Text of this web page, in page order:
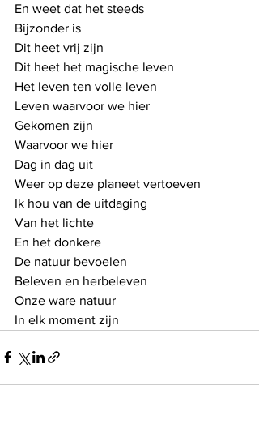
En weet dat het steeds
Bijzonder is
Dit heet vrij zijn
Dit heet het magische leven
Het leven ten volle leven
Leven waarvoor we hier
Gekomen zijn
Waarvoor we hier
Dag in dag uit
Weer op deze planeet vertoeven
Ik hou van de uitdaging
Van het lichte
En het donkere
De natuur bevoelen
Beleven en herbeleven
Onze ware natuur
In elk moment zijn